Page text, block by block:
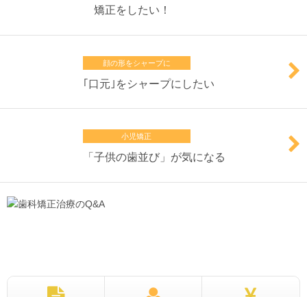
矯正をしたい！
顔の形をシャープに
｢口元 ｣をシャープにしたい
小児矯正
「子供の歯並び」が気になる